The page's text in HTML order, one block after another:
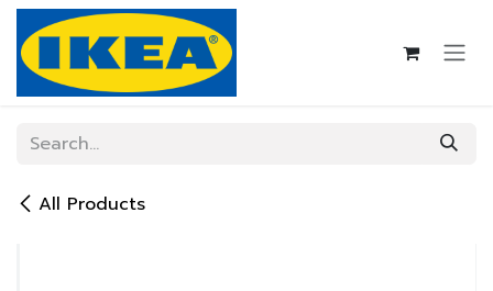
Skip to Content
All Products